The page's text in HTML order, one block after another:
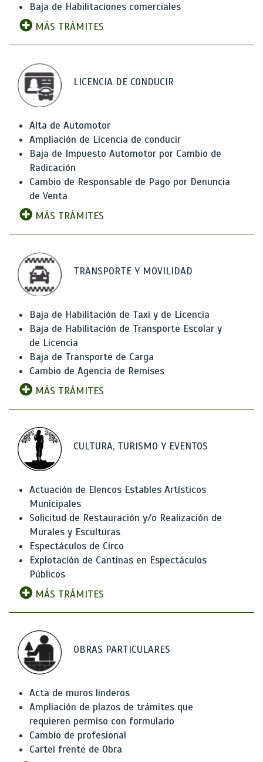
Baja de Habilitaciones comerciales
MÁS TRÁMITES
LICENCIA DE CONDUCIR
Alta de Automotor
Ampliación de Licencia de conducir
Baja de Impuesto Automotor por Cambio de
Radicación
Cambio de Responsable de Pago por Denuncia
de Venta
MÁS TRÁMITES
TRANSPORTE Y MOVILIDAD
Baja de Habilitación de Taxi y de Licencia
Baja de Habilitación de Transporte Escolar y
de Licencia
Baja de Transporte de Carga
Cambio de Agencia de Remises
MÁS TRÁMITES
CULTURA, TURISMO Y EVENTOS
Actuación de Elencos Estables Artísticos
Municipales
Solicitud de Restauración y/o Realización de
Murales y Esculturas
Espectáculos de Circo
Explotación de Cantinas en Espectáculos
Públicos
MÁS TRÁMITES
OBRAS PARTICULARES
Acta de muros linderos
Ampliación de plazos de trámites que
requieren permiso con formulario
Cambio de profesional
Cartel frente de Obra